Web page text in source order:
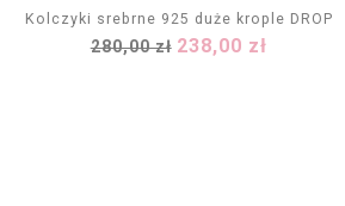
Kolczyki srebrne 925 duże krople DROP
Cena
280,00 zł Cena
238,00 zł
DODAJ DO KOSZYKA